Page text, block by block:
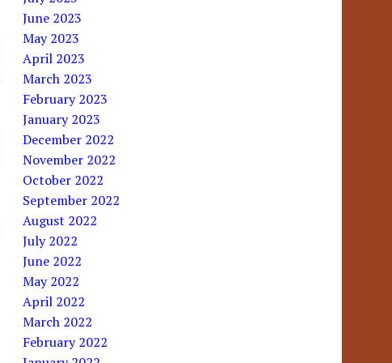
June 2023
May 2023
April 2023
March 2023
February 2023
January 2023
December 2022
November 2022
October 2022
September 2022
August 2022
July 2022
June 2022
May 2022
April 2022
March 2022
February 2022